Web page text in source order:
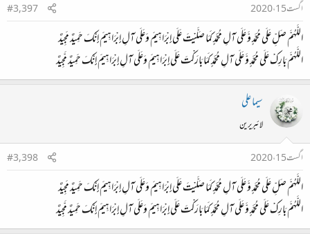
اگست 15، 2020
#3,397
اللَّهُمَّ صَلِّ عَلَى مُحَمَّدٍ وَّ عَلَى آلِ مُحَمَّدٍ كَمَا صَلَّيْتَ عَلَى إِبْرَاهِيمَ وَعَلَى آلِ إِبْرَاهِيمَ إِنَّكَ حَمِيدٌ مَجِيدٌ
اللَّهُمَّ بَارِكْ عَلَى مُحَمَّدٍ وَّ عَلَى آلِ مُحَمَّدٍ كَمَا بَارَكْتَ عَلَى إِبْرَاهِيمَ وَعَلَى آلِ إِبْرَاهِيمَ إِنَّكَ حَمِيدٌ مَّجِيدٌ
سیما علی
لائبریرین
اگست 15، 2020
#3,398
اللَّهُمَّ صَلِّ عَلَى مُحَمَّدٍ وَّ عَلَى آلِ مُحَمَّدٍ كَمَا صَلَّيْتَ عَلَى إِبْرَاهِيمَ وَعَلَى آلِ إِبْرَاهِيمَ إِنَّكَ حَمِيدٌ مَجِيدٌ
اللَّهُمَّ بَارِكْ عَلَى مُحَمَّدٍ وَّ عَلَى آلِ مُحَمَّدٍ كَمَا بَارَكْتَ عَلَى إِبْرَاهِيمَ وَعَلَى آلِ إِبْرَاهِيمَ إِنَّكَ حَمِيدٌ مَّجِيدٌ